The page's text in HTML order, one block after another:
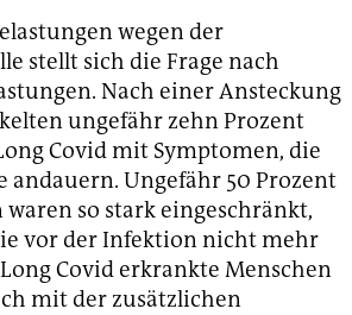
wegen der
stellt sich die Frage nach
Nach einer Ansteckung
ungefähr zehn Prozent
Covid mit Symptomen, die
andauern. Ungefähr 50 Prozent
waren so stark eingeschränkt,
vor der Infektion nicht mehr
Covid erkrankte Menschen
mit der zusätzlichen